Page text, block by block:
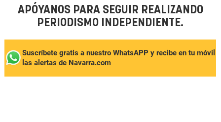
APÓYANOS PARA SEGUIR REALIZANDO
PERIODISMO INDEPENDIENTE.
Suscríbete gratis a nuestro WhatsAPP y recibe en tu móvil
las alertas de Navarra.com